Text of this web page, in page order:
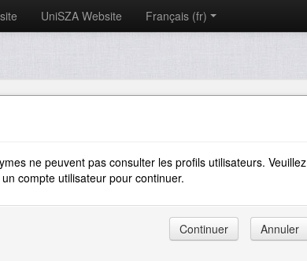
UniSZA Website Français ‎(fr)‎
ne peuvent pas consulter les profils utilisateurs. Veuillez
compte utilisateur pour continuer.